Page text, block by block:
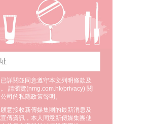
詳閱並同意遵守本文列明條款及
請瀏覽(nmg.com.hk/privacy) 閱
司的私隱政策聲明。
意接收新傳媒集團的最新消息及
傳資訊，本人同意新傳媒集團使
的個人資料於任何推廣用途。